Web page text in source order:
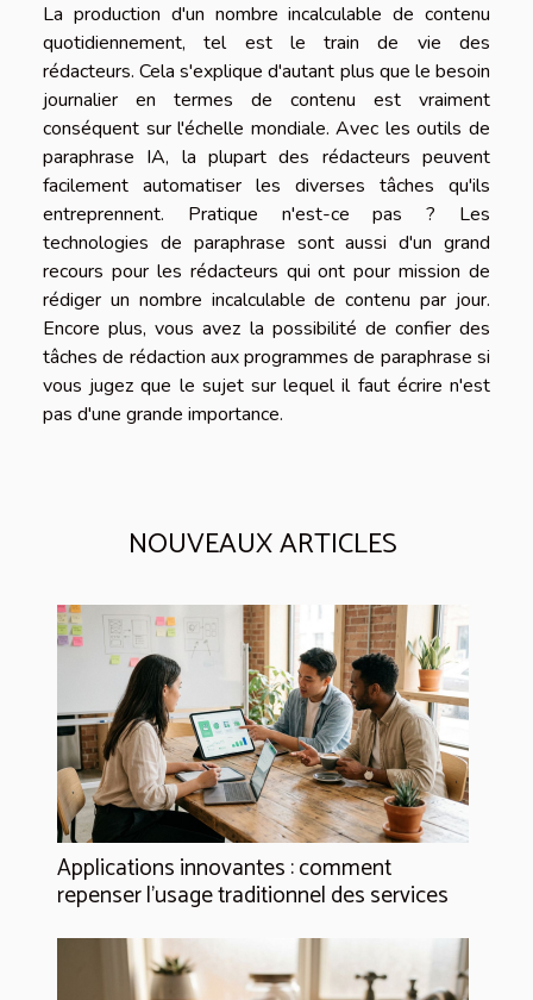
La production d'un nombre incalculable de contenu
quotidiennement, tel est le train de vie des
rédacteurs. Cela s'explique d'autant plus que le besoin
journalier en termes de contenu est vraiment
conséquent sur l'échelle mondiale. Avec les outils de
paraphrase IA, la plupart des rédacteurs peuvent
facilement automatiser les diverses tâches qu'ils
entreprennent. Pratique n'est-ce pas ? Les
technologies de paraphrase sont aussi d'un grand
recours pour les rédacteurs qui ont pour mission de
rédiger un nombre incalculable de contenu par jour.
Encore plus, vous avez la possibilité de confier des
tâches de rédaction aux programmes de paraphrase si
vous jugez que le sujet sur lequel il faut écrire n'est
pas d'une grande importance.
NOUVEAUX ARTICLES
Applications innovantes : comment
repenser l’usage traditionnel des services